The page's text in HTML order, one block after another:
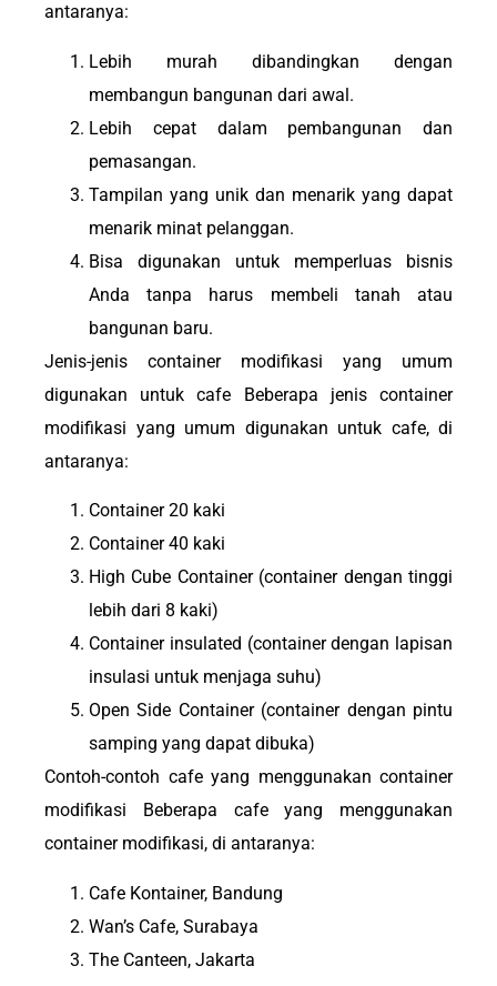
antaranya:
Lebih murah dibandingkan dengan
membangun bangunan dari awal.
Lebih cepat dalam pembangunan dan
pemasangan.
Tampilan yang unik dan menarik yang dapat
menarik minat pelanggan.
Bisa digunakan untuk memperluas bisnis
Anda tanpa harus membeli tanah atau
bangunan baru.
Jenis-jenis container modifikasi yang umum
digunakan untuk cafe Beberapa jenis container
modifikasi yang umum digunakan untuk cafe, di
antaranya:
Container 20 kaki
Container 40 kaki
High Cube Container (container dengan tinggi
lebih dari 8 kaki)
Container insulated (container dengan lapisan
insulasi untuk menjaga suhu)
Open Side Container (container dengan pintu
samping yang dapat dibuka)
Contoh-contoh cafe yang menggunakan container
modifikasi Beberapa cafe yang menggunakan
container modifikasi, di antaranya:
Cafe Kontainer, Bandung
Wan’s Cafe, Surabaya
The Canteen, Jakarta